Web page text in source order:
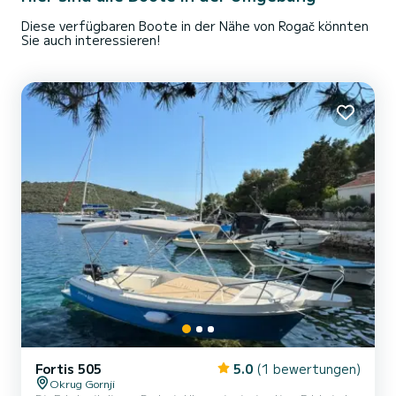
Diese verfügbaren Boote in der Nähe von Rogač könnten
Sie auch interessieren!
Fortis 505 5.0 (1 bewertungen)
Okrug Gornji